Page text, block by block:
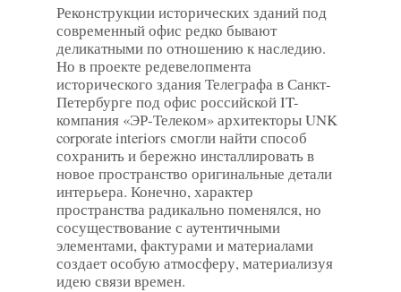
Реконструкции исторических зданий под
современный офис редко бывают
деликатными по отношению к наследию.
Но в проекте редевелопмента
исторического здания Телеграфа в Санкт-
Петербурге под офис российской IT-
компания «ЭР-Телеком» архитекторы UNK
corporate interiors смогли найти способ
сохранить и бережно инсталлировать в
новое пространство оригинальные детали
интерьера. Конечно, характер
пространства радикально поменялся, но
сосуществование с аутентичными
элементами, фактурами и материалами
создает особую атмосферу, материализуя
идею связи времен.